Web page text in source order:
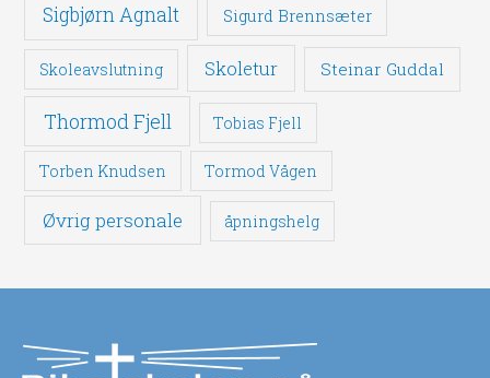
Sigbjørn Agnalt Sigurd Brennsæter
Skoleavslutning Skoletur Steinar Guddal
Thormod Fjell Tobias Fjell
Torben Knudsen Tormod Vågen
Øvrig personale åpningshelg